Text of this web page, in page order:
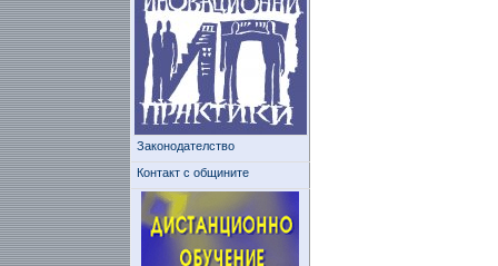
Законодателство
Контакт с общините